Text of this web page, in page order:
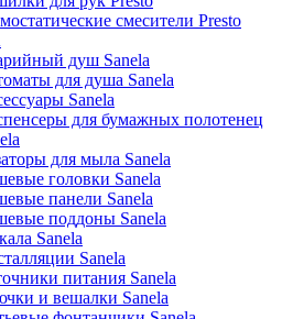
смесители Presto
душ Sanela
для душа Sanela
Sanela
для бумажных полотенец
для мыла Sanela
головки Sanela
панели Sanela
поддоны Sanela
Sanela
Sanela
питания Sanela
и вешалки Sanela